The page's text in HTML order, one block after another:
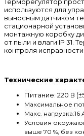
используются для
выносным датчиком
стационарной
монтажную коробку
от пыли и влаги IP 31.
контроля
Технические
Питание: 220 В
Максимальное
Макс. нагрузка:16
Условия
выше 70 %, без